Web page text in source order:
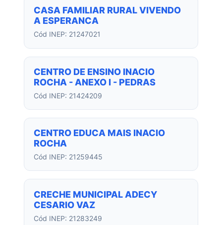
CASA FAMILIAR RURAL VIVENDO
A ESPERANCA
Cód INEP: 21247021
CENTRO DE ENSINO INACIO
ROCHA - ANEXO I - PEDRAS
Cód INEP: 21424209
CENTRO EDUCA MAIS INACIO
ROCHA
Cód INEP: 21259445
CRECHE MUNICIPAL ADECY
CESARIO VAZ
Cód INEP: 21283249